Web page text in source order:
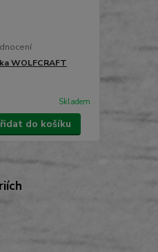
WOLFCRAFT
Skladem
do košíku